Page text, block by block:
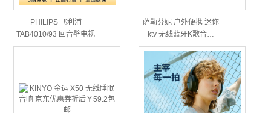
PHILIPS 飞利浦
TAB4010/93 回音壁电视
音…
萨勒芬妮 户外便携 迷你
ktv 无线蓝牙K歌音…